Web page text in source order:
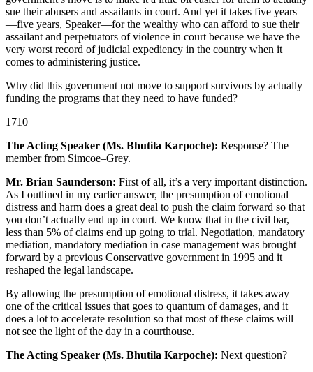
sue their abusers and assailants in court. And yet it takes five years
—five years, Speaker—for the wealthy who can afford to sue their
assailant and perpetuators of violence in court because we have the
very worst record of judicial expediency in the country when it
comes to administering justice.
Why did this government not move to support survivors by actually
funding the programs that they need to have funded?
1710
The Acting Speaker (Ms. Bhutila Karpoche): Response? The
member from Simcoe–Grey.
Mr. Brian Saunderson: First of all, it’s a very important distinction.
As I outlined in my earlier answer, the presumption of emotional
distress and harm does a great deal to push the claim forward so that
you don’t actually end up in court. We know that in the civil bar,
less than 5% of claims end up going to trial. Negotiation, mandatory
mediation, mandatory mediation in case management was brought
forward by a previous Conservative government in 1995 and it
reshaped the legal landscape.
By allowing the presumption of emotional distress, it takes away
one of the critical issues that goes to quantum of damages, and it
does a lot to accelerate resolution so that most of these claims will
not see the light of the day in a courthouse.
The Acting Speaker (Ms. Bhutila Karpoche): Next question?